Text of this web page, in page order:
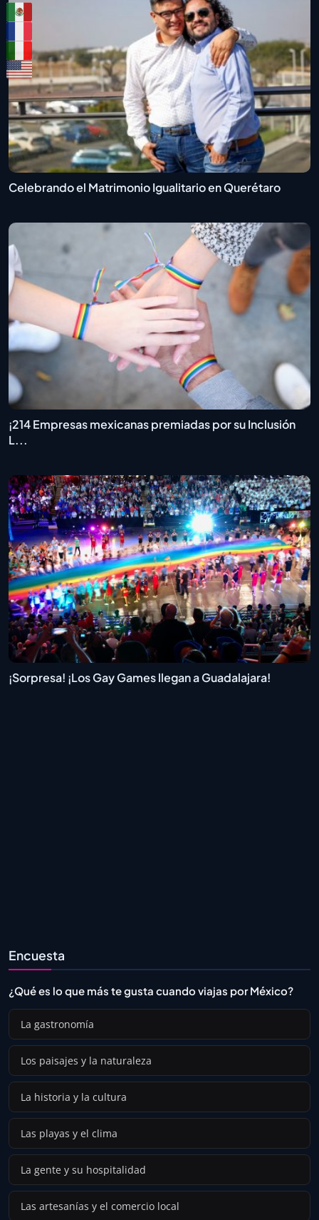
Celebrando el Matrimonio Igualitario en Querétaro
¡214 Empresas mexicanas premiadas por su Inclusión
L...
¡Sorpresa! ¡Los Gay Games llegan a Guadalajara!
Encuesta
¿Qué es lo que más te gusta cuando viajas por México?
La gastronomía
Los paisajes y la naturaleza
La historia y la cultura
Las playas y el clima
La gente y su hospitalidad
Las artesanías y el comercio local